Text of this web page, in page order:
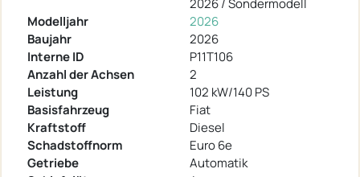
2026 / Sondermodell
Modelljahr
2026
Baujahr
2026
Interne ID
P11T106
Anzahl der Achsen
2
Leistung
102 kW/140 PS
Basisfahrzeug
Fiat
Kraftstoff
Diesel
Schadstoffnorm
Euro 6e
Getriebe
Automatik